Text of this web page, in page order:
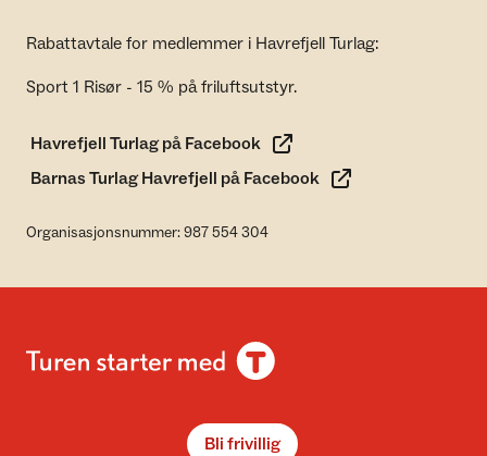
Rabattavtale for medlemmer i Havrefjell Turlag:
Sport 1 Risør - 15 % på friluftsutstyr.
Havrefjell Turlag på Facebook
Barnas Turlag Havrefjell på Facebook
Organisasjonsnummer: 987 554 304
Bli frivillig